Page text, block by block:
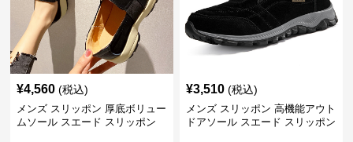
¥4,560 (税込)
メンズ スリッポン 厚底ボリュー
ムソール スエード スリッポン
¥3,510 (税込)
メンズ スリッポン 高機能アウト
ドアソール スエード スリッポン